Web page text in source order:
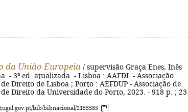
da União Europeia / supervisão Graça Enes, Inês
- 3ª ed. atualizada. - Lisboa : AAFDL - Associação
Direito de Lisboa ; Porto : AEFDUP - Associação de
Direito da Universidade do Porto, 2023. - 918 p. ;
bib/bibnacional/2155585